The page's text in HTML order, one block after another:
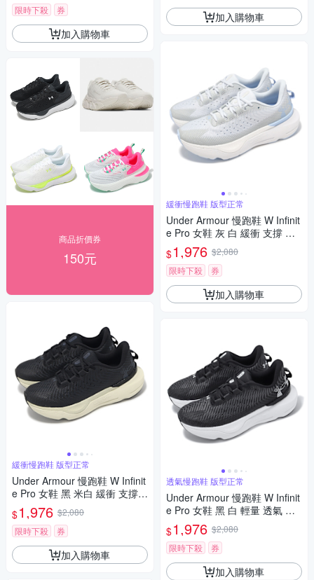
限時下殺 券
加入購物車
商品折價券
150元
緩衝慢跑鞋 版型正常
Under Armour 慢跑鞋 W Infinit
e Pro 女鞋 黑 米白 緩衝 支撐
運動鞋 UA 3027200004
$1,976 $2,080
限時下殺
券
加入購物車
加入購物車
緩衝慢跑鞋 版型正常
Under Armour 慢跑鞋 W Infinit
e Pro 女鞋 灰 白 緩衝 支撐 運
動鞋 UA 3027200106
$1,976 $2,080
限時下殺
券
加入購物車
透氣慢跑鞋 版型正常
Under Armour 慢跑鞋 W Infinit
e Pro 女鞋 黑 白 輕量 透氣 緩
震 路跑 運動鞋 UA 302720000
1
$1,976 $2,080
限時下殺
券
加入購物車